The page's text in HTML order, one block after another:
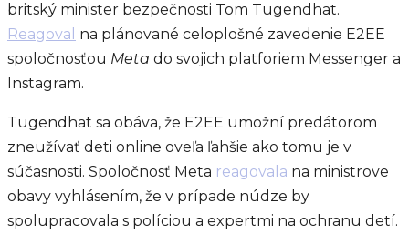
britský minister bezpečnosti Tom Tugendhat.
Reagoval na plánované celoplošné zavedenie E2EE
spoločnosťou Meta do svojich platforiem Messenger a
Instagram.
Tugendhat sa obáva, že E2EE umožní predátorom
zneužívať deti online oveľa ľahšie ako tomu je v
súčasnosti. Spoločnosť Meta reagovala na ministrove
obavy vyhlásením, že v prípade núdze by
spolupracovala s políciou a expertmi na ochranu detí.